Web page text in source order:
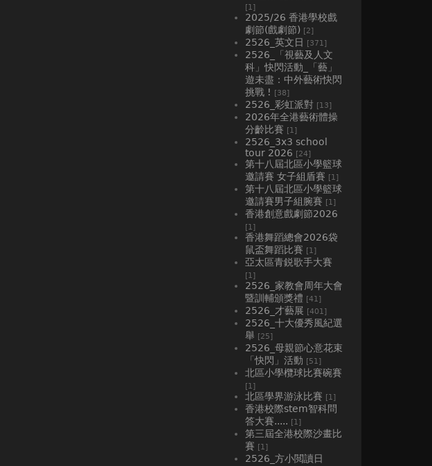
[1]
2025/26 香港學校戲
劇節(戲劇節) [2]
2526_英文日 [371]
2526_「視藝及人文
科」快閃活動_「藝」
遊未盡：中外藝術快閃
挑戰 ! [38]
2526_彩虹派對 [13]
2026年全港藝術體操
分齡比賽 [1]
2526_3x3 school
tour 2026 [24]
第十八屆北區小學籃球
邀請賽 女子組盾賽 [1]
第十八屆北區小學籃球
邀請賽男子組腕賽 [1]
香港創意戲劇節2026
[1]
香港舞蹈總會2026袋
鼠盃舞蹈比賽 [1]
亞太區青鋭歌手大賽
[1]
2526_家教會周年大會
暨訓輔頒獎禮 [41]
2526_才藝展 [401]
2526_十大優秀風紀選
舉 [25]
2526_母親節心意花束
「快閃」活動 [51]
北區小學欖球比賽碗賽
[1]
北區學界游泳比賽 [1]
香港校際stem智科問
答大賽..... [1]
第三屆全港校際沙畫比
賽 [1]
2526_方小閲讀日